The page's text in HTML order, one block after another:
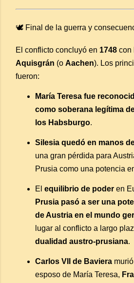
🕊️ Final de la guerra y
El conflicto concluyó en 1748 con
Aquisgrán (o Aachen). Los
fueron:
María Teresa fue
como soberana legítima
los Habsburgo.
Silesia quedó en manos
una gran pérdida para
Prusia como una potencia
El equilibrio de poder en
Prusia pasó a ser una
de Austria en el mundo
lugar al conflicto a largo
dualidad austro-prusiana.
Carlos VII de Baviera
esposo de María Teresa,